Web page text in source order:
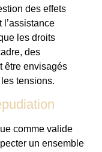
des effets
l’assistance
les droits
des
être envisagés
tensions.
comme valide
un ensemble